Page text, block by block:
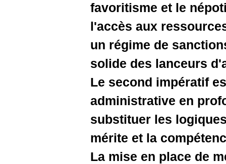
l'accès
un
solide
Le
mérite et
La mise